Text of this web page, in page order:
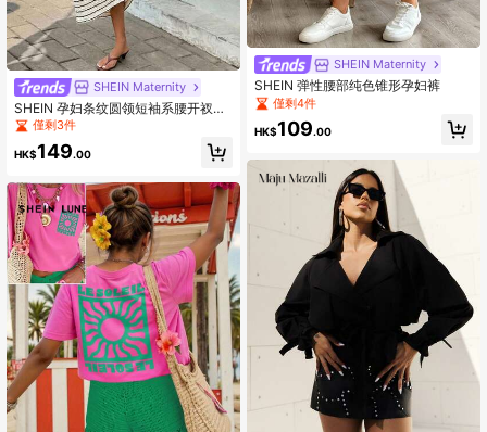
SHEIN Maternity
SHEIN 孕妇条纹圆领短袖系腰开衩连
衣裙，时尚百搭
僅剩3件
HK$149.00
SHEIN Maternity
SHEIN 弹性腰部纯色锥形孕妇裤
僅剩4件
HK$109.00